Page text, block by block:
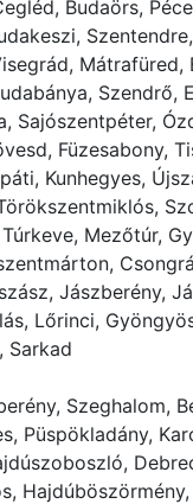
Budaörs,
Mátrafüred,
Szendrő,
Sajószentpéter,
Füzesabony,
Kunhegyes,
Mezőtúr,
Jászberény,
Lőrinci,
Sarkad
Szeghalom,
Püspökladány,
Hajdúböszörmény,